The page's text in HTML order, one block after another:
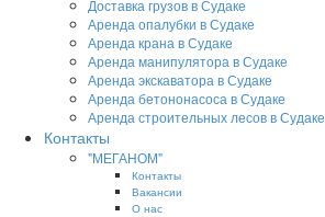
Доставка грузов в Судаке
Аренда опалубки в Судаке
Аренда крана в Судаке
Аренда манипулятора в Судаке
Аренда экскаватора в Судаке
Аренда бетононасоса в Судаке
Аренда строительных лесов в Судаке
Контакты
"МЕГАНОМ"
Контакты
Вакансии
О нас